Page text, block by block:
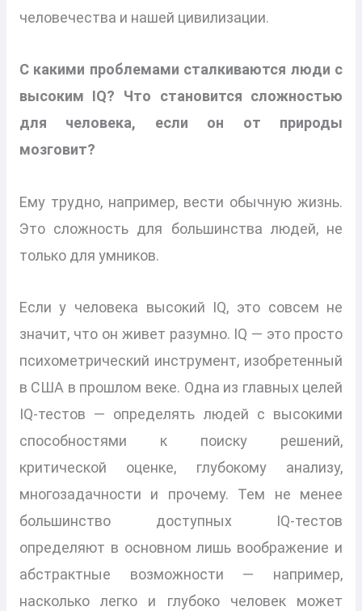
человечества и нашей цивилизации.
С какими проблемами сталкиваются люди с
высоким IQ? Что становится сложностью
для человека, если он от природы
мозговит?
Ему трудно, например, вести обычную жизнь.
Это сложность для большинства людей, не
только для умников.
Если у человека высокий IQ, это совсем не
значит, что он живет разумно. IQ — это просто
психометрический инструмент, изобретенный
в США в прошлом веке. Одна из главных целей
IQ-тестов — определять людей с высокими
способностями к поиску решений,
критической оценке, глубокому анализу,
многозадачности и прочему. Тем не менее
большинство доступных IQ-тестов
определяют в основном лишь воображение и
абстрактные возможности — например,
насколько легко и глубоко человек может